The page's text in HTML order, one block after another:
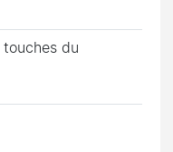
touches du